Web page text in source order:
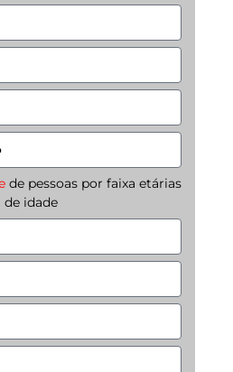
de pessoas por faixa etárias
de idade